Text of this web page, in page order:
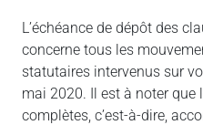
L’échéance de dépôt des
concerne tous les
statutaires intervenus sur
mai 2020. Il est à noter que
complètes, c’est-à-dire,